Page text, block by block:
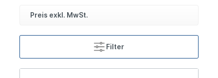
Preis exkl. MwSt.
Filter